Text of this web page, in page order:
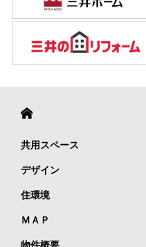
共用スペース
デザイン
住環境
ＭＡＰ